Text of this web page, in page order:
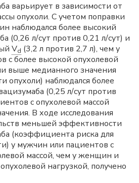
варьирует в зависимости от
опухоли. С учетом поправки
наблюдался более высокий
(0,26 л/сут против 0,21 л/сут) и
Vd (3,2 л против 2,7 л), чем у
с более высокой опухолевой
выше медианного значения
опухоли) наблюдался более
(0,25 л/сут против
с опухолевой массой
В ходе исследования
меньшей эффективности
(коэффициента риска для
у мужчин или пациентов с
массой, чем у женщин и
нагрузкой, получено